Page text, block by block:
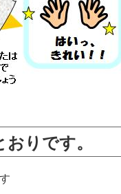
りです。